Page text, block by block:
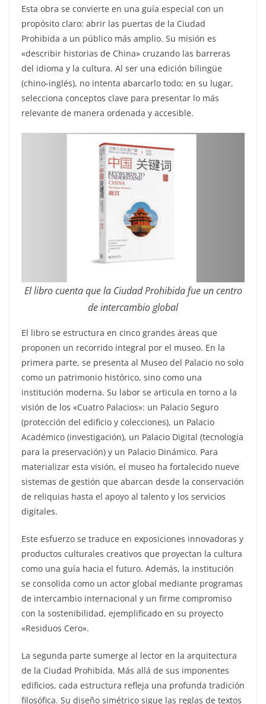
Esta obra se convierte en una guía especial con un
propósito claro: abrir las puertas de la Ciudad
Prohibida a un público más amplio. Su misión es
«describir historias de China» cruzando las barreras
del idioma y la cultura. Al ser una edición bilingüe
(chino-inglés), no intenta abarcarlo todo; en su lugar,
selecciona conceptos clave para presentar lo más
relevante de manera ordenada y accesible.
El libro cuenta que la Ciudad Prohibida fue un centro
de intercambio global
El libro se estructura en cinco grandes áreas que
proponen un recorrido integral por el museo. En la
primera parte, se presenta al Museo del Palacio no solo
como un patrimonio histórico, sino como una
institución moderna. Su labor se articula en torno a la
visión de los «Cuatro Palacios»: un Palacio Seguro
(protección del edificio y colecciones), un Palacio
Académico (investigación), un Palacio Digital (tecnología
para la preservación) y un Palacio Dinámico. Para
materializar esta visión, el museo ha fortalecido nueve
sistemas de gestión que abarcan desde la conservación
de reliquias hasta el apoyo al talento y los servicios
digitales.
Este esfuerzo se traduce en exposiciones innovadoras y
productos culturales creativos que proyectan la cultura
como una guía hacia el futuro. Además, la institución
se consolida como un actor global mediante programas
de intercambio internacional y un firme compromiso
con la sostenibilidad, ejemplificado en su proyecto
«Residuos Cero».
La segunda parte sumerge al lector en la arquitectura
de la Ciudad Prohibida. Más allá de sus imponentes
edificios, cada estructura refleja una profunda tradición
filosófica. Su diseño simétrico sigue las reglas de textos